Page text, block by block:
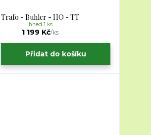
Trafo - Buhler - HO - TT
1 199 Kč/ks
ihned 1 ks
Přidat do košíku